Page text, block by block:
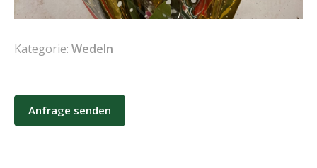
Kategorie: Wedeln
Anfrage senden